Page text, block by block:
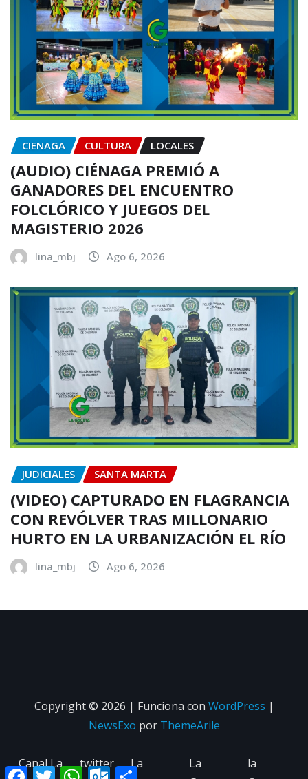
CIENAGA CULTURA LOCALES
(AUDIO) CIÉNAGA PREMIÓ A
GANADORES DEL ENCUENTRO
FOLCLÓRICO Y JUEGOS DEL
MAGISTERIO 2026
lina_mbj Ago 6, 2026
JUDICIALES SANTA MARTA
(VIDEO) CAPTURADO EN FLAGRANCIA
CON REVÓLVER TRAS MILLONARIO
HURTO EN LA URBANIZACIÓN EL RÍO
lina_mbj Ago 6, 2026
Copyright © 2026 | Funciona con WordPress |
NewsExo por ThemeArile
Canal La
twitter
La
La
la
Facebook
TwitterWhatsAppOutlook.com
Compartir